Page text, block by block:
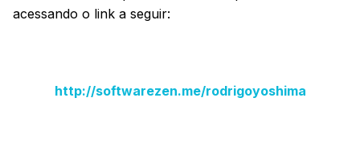
acessando o link a seguir:
http://softwarezen.me/rodrigoyoshima